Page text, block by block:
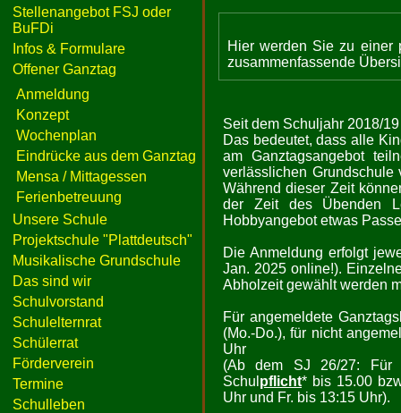
Stellenangebot FSJ oder
BuFDi
Infos & Formulare
Offener Ganztag
Anmeldung
Konzept
Wochenplan
Eindrücke aus dem Ganztag
Mensa / Mittagessen
Ferienbetreuung
Unsere Schule
Projektschule "Plattdeutsch"
Musikalische Grundschule
Das sind wir
Schulvorstand
Schulelternrat
Schülerrat
Förderverein
Termine
Schulleben
Hier werden Sie zu einer
zusammenfassende
Seit dem Schuljahr 2018/
Das bedeutet, dass alle
am Ganztagsangebot
verlässlichen
Während dieser Zeit
der Zeit des Übenden
Hobbyangebot etwas
Die Anmeldung erfolgt
Jan. 2025 online!).
Abholzeit gewählt werden
Für angemeldete
(Mo.-Do.), für nicht
Uhr
(Ab dem SJ 26/27: Für
Schul pflicht* bis 15.00
Uhr und Fr. bis 13:15 Uhr).